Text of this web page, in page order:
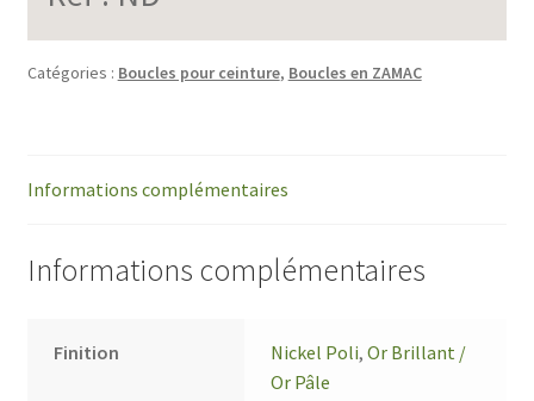
Catégories : Boucles pour ceinture, Boucles en ZAMAC
Informations complémentaires
Informations complémentaires
Finition Nickel Poli,Or Brillant /
Or Pâle